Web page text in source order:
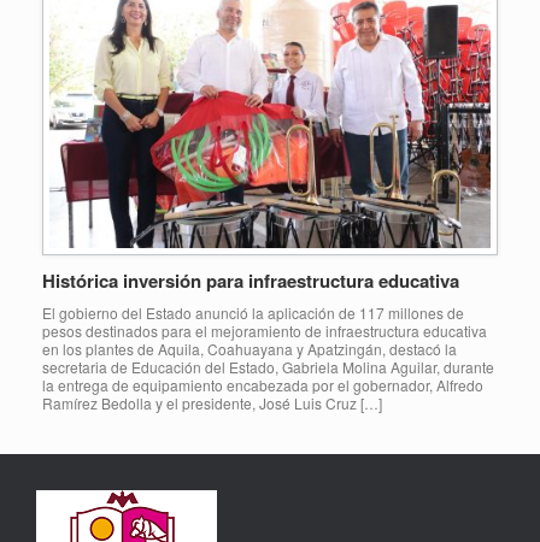
Histórica inversión para infraestructura educativa
El gobierno del Estado anunció la aplicación de 117 millones de
pesos destinados para el mejoramiento de infraestructura educativa
en los plantes de Aquila, Coahuayana y Apatzingán, destacó la
secretaria de Educación del Estado, Gabriela Molina Aguilar, durante
la entrega de equipamiento encabezada por el gobernador, Alfredo
Ramírez Bedolla y el presidente, José Luis Cruz […]